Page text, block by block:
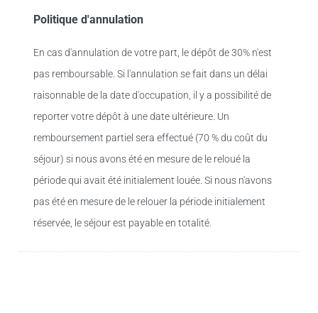
Politique d'annulation
En cas d'annulation de votre part, le dépôt de 30% n'est
pas remboursable. Si l'annulation se fait dans un délai
raisonnable de la date d'occupation, il y a possibilité de
reporter votre dépôt à une date ultérieure. Un
remboursement partiel sera effectué (70 % du coût du
séjour) si nous avons été en mesure de le reloué la
période qui avait été initialement louée. Si nous n'avons
pas été en mesure de le relouer la période initialement
réservée, le séjour est payable en totalité.